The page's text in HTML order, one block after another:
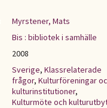
Myrstener, Mats
Bis : bibliotek i samhälle
2008
Sverige, Klassrelaterade
frågor, Kulturföreningar
kulturinstitutioner,
Kulturmöte och